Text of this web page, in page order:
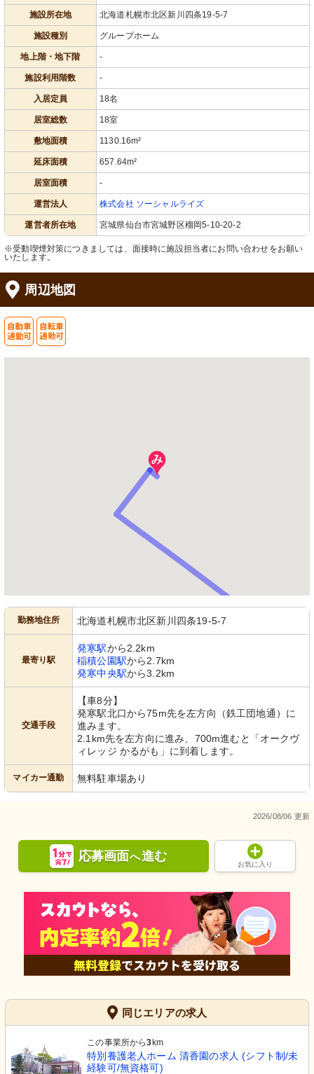
施設所在地 北海道札幌市北区新川四条19-5-7
施設種別 グループホーム
地上階・地下階 -
施設利用階数 -
入居定員 18名
居室総数 18室
敷地面積 1130.16m²
延床面積 657.64m²
居室面積 -
運営法人 株式会社 ソーシャルライズ
運営者所在地 宮城県仙台市宮城野区榴岡5-10-20-2
※受動喫煙対策につきましては、面接時に施設担当者にお問い合わせをお願い
いたします。
周辺地図
勤務地住所 北海道札幌市北区新川四条19-5-7
最寄り駅
発寒駅から2.2km
稲積公園駅から2.7km
発寒中央駅から3.2km
交通手段
【車8分】
発寒駅北口から75m先を左方向（鉄工団地通）に
進みます。
2.1km先を左方向に進み、700m進むと「オークヴ
ィレッジ かるがも」に到着します。
マイカー通勤 無料駐車場あり
2026/08/06 更新
応募画面へ進む
お気に入り
同じエリアの求人
この事業所から3 km
特別養護老人ホーム 清香園の求人 (シフト制/未
経験可/無資格可)